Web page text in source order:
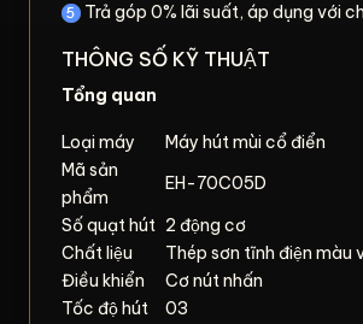
Trả góp 0% lãi suất, áp dụng với
THÔNG SỐ KỸ THUẬT
Tổng quan
Loại máy
Máy hút mùi cổ điển
Mã sản
phẩm
EH-70C05D
Số quạt hút 2 động cơ
Chất liệu
Thép sơn tĩnh điện màu
Điều khiển
Cơ nút nhấn
Tốc độ hút
03